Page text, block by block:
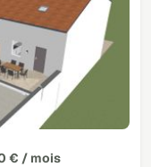
€ / mois